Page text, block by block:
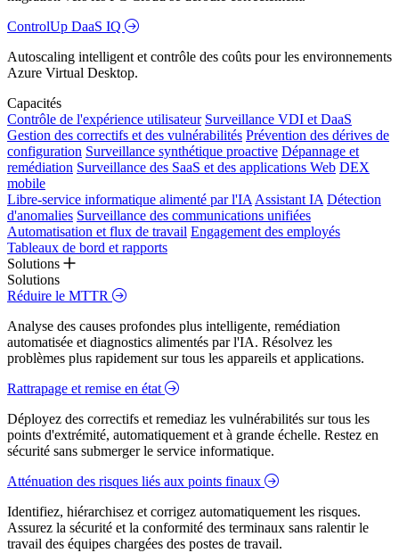
ControlUp DaaS IQ
Autoscaling intelligent et contrôle des coûts pour les environnements
Azure Virtual Desktop.
Capacités
Contrôle de l'expérience utilisateur Surveillance VDI et DaaS
Gestion des correctifs et des vulnérabilités Prévention des dérives de
configuration Surveillance synthétique proactive Dépannage et
remédiation Surveillance des SaaS et des applications Web DEX
mobile
Libre-service informatique alimenté par l'IA Assistant IA Détection
d'anomalies Surveillance des communications unifiées
Automatisation et flux de travail Engagement des employés
Tableaux de bord et rapports
Solutions
Solutions
Réduire le MTTR
Analyse des causes profondes plus intelligente, remédiation
automatisée et diagnostics alimentés par l'IA. Résolvez les
problèmes plus rapidement sur tous les appareils et applications.
Rattrapage et remise en état
Déployez des correctifs et remediaz les vulnérabilités sur tous les
points d'extrémité, automatiquement et à grande échelle. Restez en
sécurité sans submerger le service informatique.
Atténuation des risques liés aux points finaux
Identifiez, hiérarchisez et corrigez automatiquement les risques.
Assurez la sécurité et la conformité des terminaux sans ralentir le
travail des équipes chargées des postes de travail.